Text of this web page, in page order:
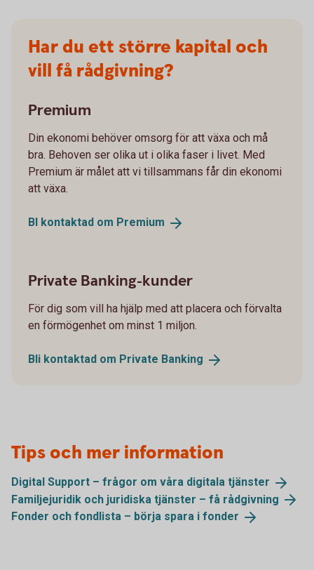
Har du ett större kapital och
vill få rådgivning?
Premium
Din ekonomi behöver omsorg för att växa och må
bra. Behoven ser olika ut i olika faser i livet. Med
Premium är målet att vi tillsammans får din ekonomi
att växa.
Bl kontaktad om Premium
Private Banking-kunder
För dig som vill ha hjälp med att placera och förvalta
en förmögenhet om minst 1 miljon.
Bli kontaktad om Private Banking
Tips och mer information
Digital Support – frågor om våra digitala tjänster
Familjejuridik och juridiska tjänster – få rådgivning
Fonder och fondlista – börja spara i fonder